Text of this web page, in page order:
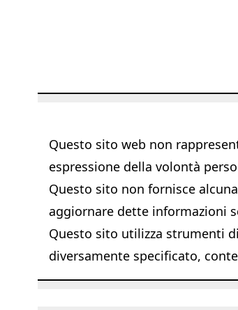
Questo sito web non
espressione della volontà
Questo sito non fornisce
aggiornare dette informazioni
Questo sito utilizza strumenti
diversamente specificato,